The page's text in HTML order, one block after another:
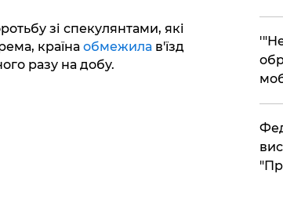
зі спекулянтами, які
країна обмежила в'їзд
разу на добу.